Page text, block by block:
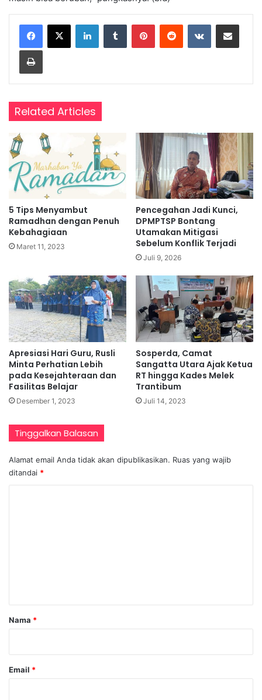
LinkedInTumblr PinterestReddit VKontakteShare via Email
Print
Related Articles
5 Tips Menyambut
Ramadhan dengan Penuh
Kebahagiaan
Maret 11, 2023
Pencegahan Jadi Kunci,
DPMPTSP Bontang
Utamakan Mitigasi
Sebelum Konflik Terjadi
Juli 9, 2026
Apresiasi Hari Guru, Rusli
Minta Perhatian Lebih
pada Kesejahteraan dan
Fasilitas Belajar
Desember 1, 2023
Sosperda, Camat
Sangatta Utara Ajak Ketua
RT hingga Kades Melek
Trantibum
Juli 14, 2023
Tinggalkan Balasan
Alamat email Anda tidak akan dipublikasikan. Ruas yang wajib
ditandai *
rNama *
Email *